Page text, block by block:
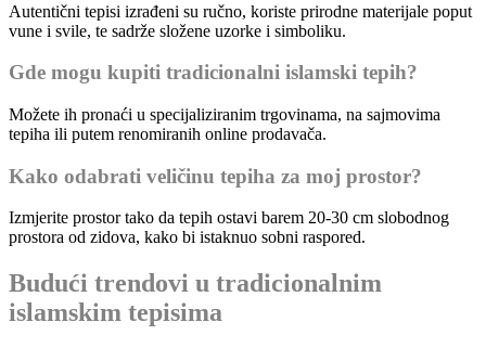
Autentični tepisi izrađeni su ručno, koriste prirodne materijale poput
vune i svile, te sadrže složene uzorke i simboliku.
Gde mogu kupiti tradicionalni islamski tepih?
Možete ih pronaći u specijaliziranim trgovinama, na sajmovima
tepiha ili putem renomiranih online prodavača.
Kako odabrati veličinu tepiha za moj prostor?
Izmjerite prostor tako da tepih ostavi barem 20-30 cm slobodnog
prostora od zidova, kako bi istaknuo sobni raspored.
Budući trendovi u tradicionalnim
islamskim tepisima